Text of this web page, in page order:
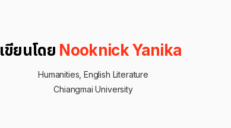
เขียนโดย Nooknick Yanika
Humanities, English Literature
Chiangmai University